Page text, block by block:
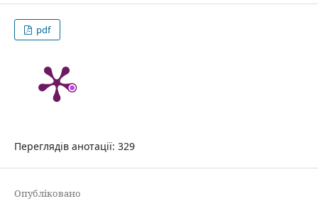
pdf
Переглядів анотації: 329
Опубліковано